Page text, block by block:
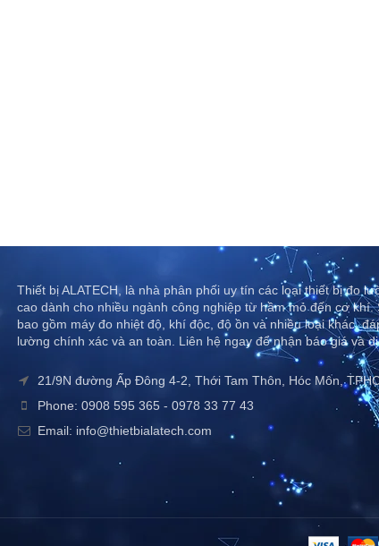
Thiết bị ALATECH, là nhà phân phối uy tín các loại thiết bị đo
cao dành cho nhiều ngành công nghiệp từ hầm mỏ đến cơ khí.
bao gồm máy đo nhiệt độ, khí độc, độ ồn và nhiều loại khác,
lường chính xác và an toàn. Liên hệ ngay để nhận báo giá và
21/9N đường Ấp Đông 4-2, Thới Tam Thôn, Hóc Môn,
Phone: 0908 595 365 - 0978 33 77 43
Email: info@thietbialatech.com